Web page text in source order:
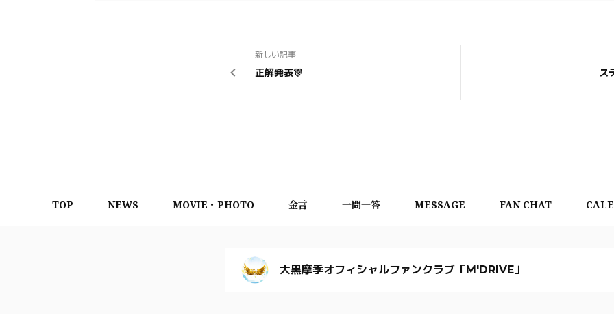
新しい記事
正解発表🎊 ス
TOP NEWS MOVIE・PHOTO 金言 一問一答 MESSAGE FAN CHAT
大黒摩季オフィシャルファンクラブ「M'DRIVE」